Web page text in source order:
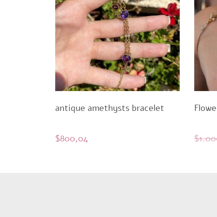
antique amethysts bracelet
$800,04 $